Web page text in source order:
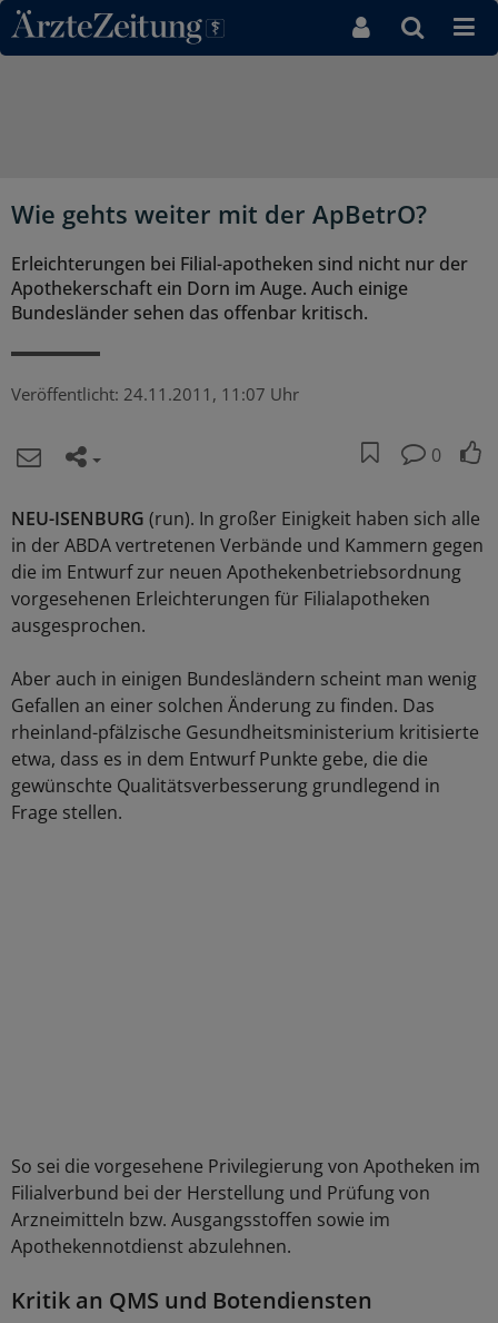
Direkt zum Inhaltsbereich
Wie gehts weiter mit der ApBetrO?
Erleichterungen bei Filial-apotheken sind nicht nur der
Apothekerschaft ein Dorn im Auge. Auch einige
Bundesländer sehen das offenbar kritisch.
Veröffentlicht: 24.11.2011, 11:07 Uhr
0
NEU-ISENBURG (run). In großer Einigkeit haben sich alle
in der ABDA vertretenen Verbände und Kammern gegen
die im Entwurf zur neuen Apothekenbetriebsordnung
vorgesehenen Erleichterungen für Filialapotheken
ausgesprochen.
Aber auch in einigen Bundesländern scheint man wenig
Gefallen an einer solchen Änderung zu finden. Das
rheinland-pfälzische Gesundheitsministerium kritisierte
etwa, dass es in dem Entwurf Punkte gebe, die die
gewünschte Qualitätsverbesserung grundlegend in
Frage stellen.
So sei die vorgesehene Privilegierung von Apotheken im
Filialverbund bei der Herstellung und Prüfung von
Arzneimitteln bzw. Ausgangsstoffen sowie im
Apothekennotdienst abzulehnen.
Kritik an QMS und Botendiensten